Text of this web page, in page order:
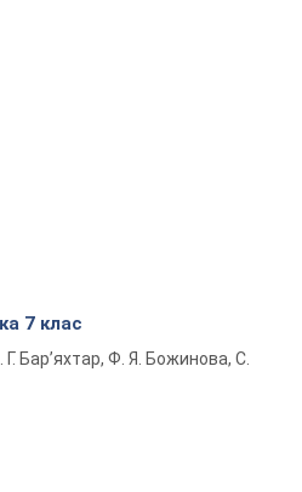
7 клас
Г. Бар’яхтар, Ф. Я. Божинова, С.